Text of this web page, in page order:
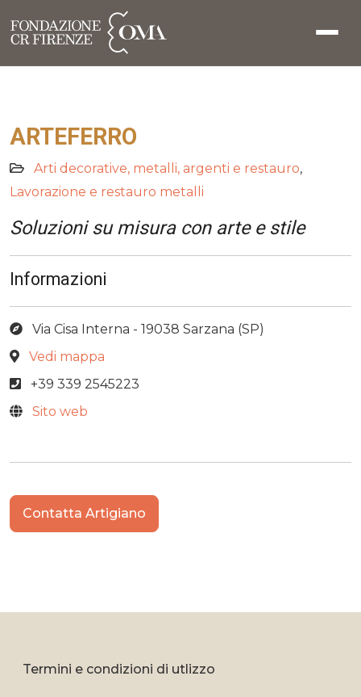
ARTEFERRO
Arti decorative, metalli, argenti e restauro,
Lavorazione e restauro metalli
Soluzioni su misura con arte e stile
Informazioni
Via Cisa Interna - 19038 Sarzana (SP)
Vedi mappa
+39 339 2545223
Sito web
Contatta Artigiano
Termini e condizioni di utlizzo